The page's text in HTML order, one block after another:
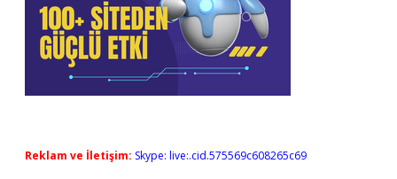
Reklam ve İletişim: Skype: live:.cid.575569c608265c69